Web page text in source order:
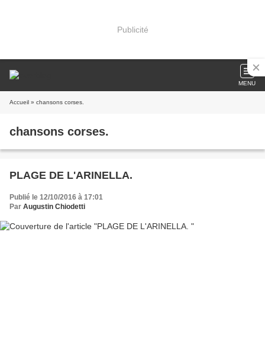
Publicité
MENU
Accueil » chansons corses.
chansons corses.
PLAGE DE L'ARINELLA.
Publié le 12/10/2016 à 17:01
Par Augustin Chiodetti